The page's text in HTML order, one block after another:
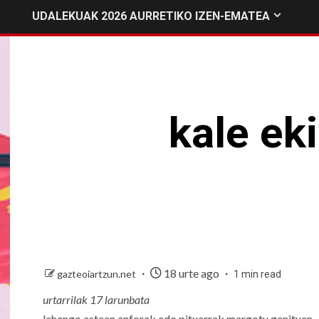
UDALEKUAK 2026 AURRETIKO IZEN-EMATEA
kale
gazteoiartzun.net 18 urte ago 1 min read
urtarrilak 17 larunbata